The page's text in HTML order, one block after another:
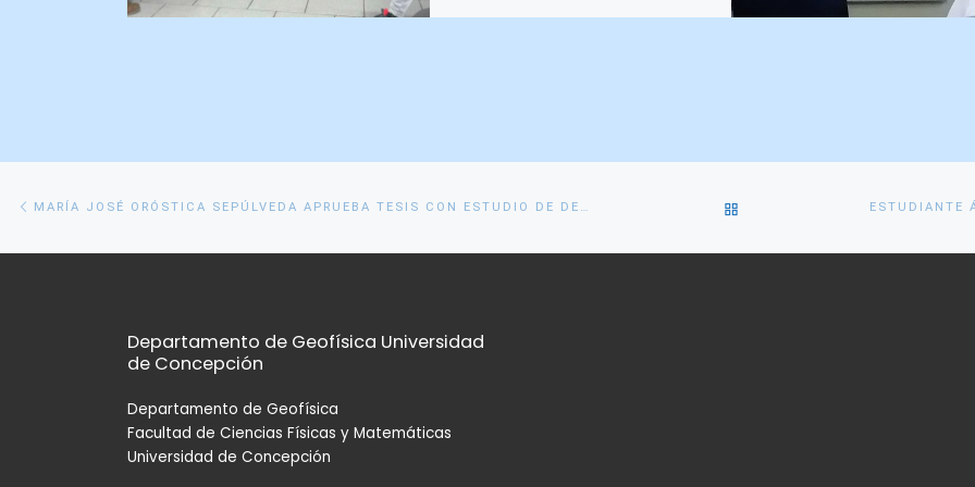
Navegación
de
Entrada
MARÍA JOSÉ ORÓSTICA SEPÚLVEDA APRUEBA TESIS CON ESTUDIO DE DETECCIÓN DE NIVEL FREÁTICO
A
Departamento de Geofísica Universidad
de Concepción
Departamento de Geofísica
Facultad de Ciencias Físicas y Matemáticas
Universidad de Concepción